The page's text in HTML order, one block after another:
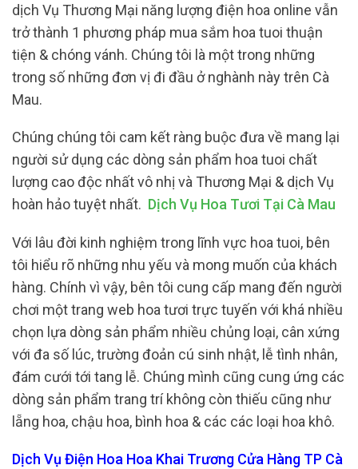
dịch Vụ Thương Mại năng lượng điện hoa online vẫn
trở thành 1 phương pháp mua sắm hoa tuoi thuận
tiện & chóng vánh. Chúng tôi là một trong những
trong số những đơn vị đi đầu ở nghành này trên Cà
Mau.
Chúng chúng tôi cam kết ràng buộc đưa về mang lại
người sử dụng các dòng sản phẩm hoa tuoi chất
lượng cao độc nhất vô nhị và Thương Mại & dịch Vụ
hoàn hảo tuyệt nhất. Dịch Vụ Hoa Tươi Tại Cà Mau
Với lâu đời kinh nghiệm trong lĩnh vực hoa tuoi, bên
tôi hiểu rõ những nhu yếu và mong muốn của khách
hàng. Chính vì vậy, bên tôi cung cấp mang đến người
chơi một trang web hoa tươi trực tuyến với khá nhiều
chọn lựa dòng sản phẩm nhiều chủng loại, cân xứng
với đa số lúc, trường đoản cú sinh nhật, lễ tình nhân,
đám cưới tới tang lễ. Chúng mình cũng cung ứng các
dòng sản phẩm trang trí không còn thiếu cũng như
lẵng hoa, chậu hoa, bình hoa & các các loại hoa khô.
Dịch Vụ Điện Hoa Hoa Khai Trương Cửa Hàng TP Cà